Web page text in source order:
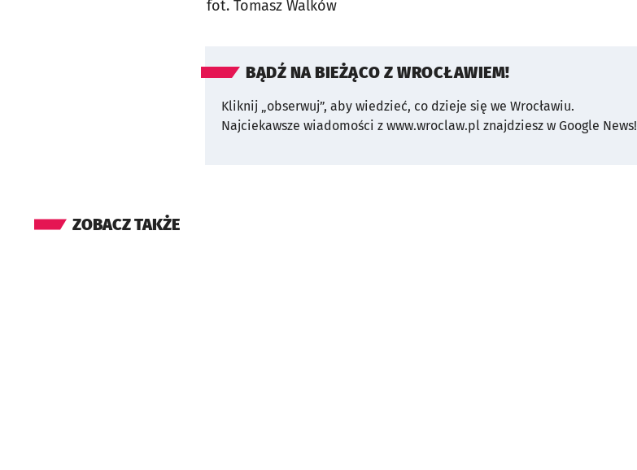
fot. Tomasz Walków
BĄDŹ NA BIEŻĄCO Z WROCŁAWIEM!
Kliknij „obserwuj”, aby wiedzieć, co dzieje się we Wrocławiu.
Najciekawsze wiadomości z www.wroclaw.pl znajdziesz w Google News!
ZOBACZ TAKŻE